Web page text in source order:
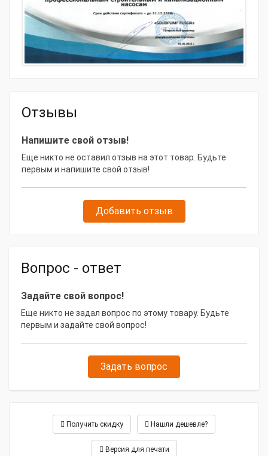
Отзывы
Напишите свой отзыв!
Еще никто не оставил отзыв на этот товар. Будьте
первым и напишите свой отзыв!
Добавить отзыв
Вопрос - ответ
Задайте свой вопрос!
Еще никто не задал вопрос по этому товару. Будьте
первым и задайте свой вопрос!
Задать вопрос
Получить скидку Нашли дешевле?
Версия для печати